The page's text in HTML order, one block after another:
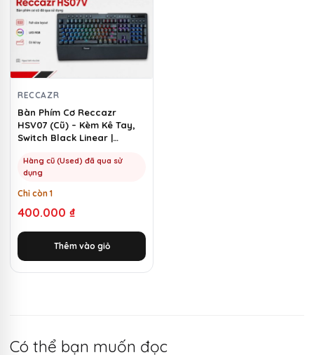
RECCAZR
Bàn Phím Cơ Reccazr
HSV07 (Cũ) – Kèm Kê Tay,
Switch Black Linear |
Hàng cũ (Used) đã qua sử
dụng
Chỉ còn 1
400.000 ₫
Thêm vào giỏ
Có thể bạn muốn đọc